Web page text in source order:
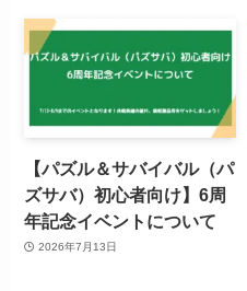
【パズル＆サバイバル（パ
ズサバ）初心者向け】6周
年記念イベントについて
2026年7月13日